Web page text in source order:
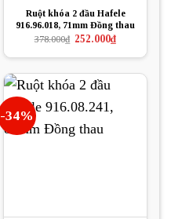
Ruột khóa 2 đầu Hafele
916.96.018, 71mm Đồng thau
378.000₫ Giá
là:
252.000₫Giá
hiện
tại
252.000₫.
-34%